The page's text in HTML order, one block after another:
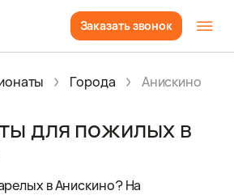
Заказать звонок
Города Анискино
для пожилых в
в Анискино? На